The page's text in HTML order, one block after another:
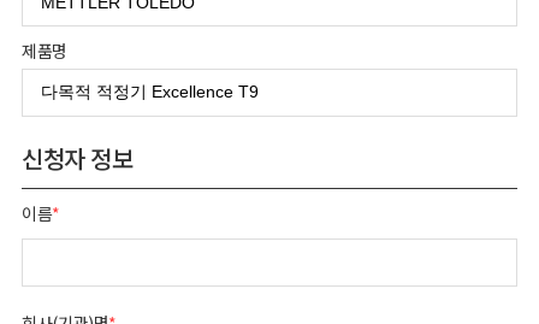
제품명
신청자 정보
이름*